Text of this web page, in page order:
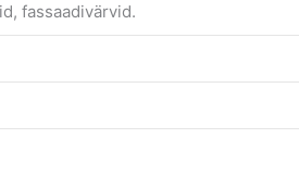
fassaadivärvid.